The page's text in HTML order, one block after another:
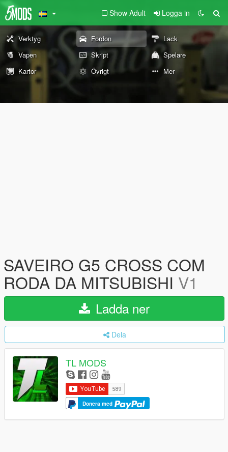
Show Adult Logga in
Verktyg Fordon
Lack
Vapen
Skript
Spelare
Kartor
Övrigt Mer
SAVEIRO G5 CROSS COM
RODA DA MITSUBISHI V1
Ladda ner
Dela
TL MODS
Donera med